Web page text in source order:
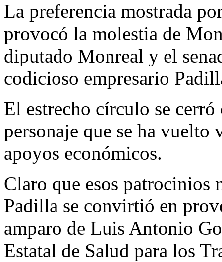
La preferencia mostrada
provocó la molestia de
diputado Monreal y el
codicioso empresario
El estrecho círculo se
personaje que se ha vuelto
apoyos económicos.
Claro que esos patrocinios
Padilla se convirtió en
amparo de Luis Antonio
Estatal de Salud para los